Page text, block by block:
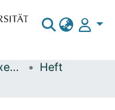
Elektronische Pflichtexemplare
Heft